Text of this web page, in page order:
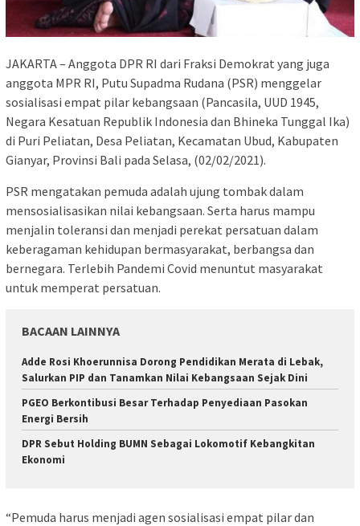
JAKARTA – Anggota DPR RI dari Fraksi Demokrat yang juga
anggota MPR RI, Putu Supadma Rudana (PSR) menggelar
sosialisasi empat pilar kebangsaan (Pancasila, UUD 1945,
Negara Kesatuan Republik Indonesia dan Bhineka Tunggal Ika)
di Puri Peliatan, Desa Peliatan, Kecamatan Ubud, Kabupaten
Gianyar, Provinsi Bali pada Selasa, (02/02/2021).
PSR mengatakan pemuda adalah ujung tombak dalam
mensosialisasikan nilai kebangsaan. Serta harus mampu
menjalin toleransi dan menjadi perekat persatuan dalam
keberagaman kehidupan bermasyarakat, berbangsa dan
bernegara. Terlebih Pandemi Covid menuntut masyarakat
untuk memperat persatuan.
BACAAN LAINNYA
Adde Rosi Khoerunnisa Dorong Pendidikan Merata di Lebak,
Salurkan PIP dan Tanamkan Nilai Kebangsaan Sejak Dini
PGEO Berkontibusi Besar Terhadap Penyediaan Pasokan
Energi Bersih
DPR Sebut Holding BUMN Sebagai Lokomotif Kebangkitan
Ekonomi
“Pemuda harus menjadi agen sosialisasi empat pilar dan